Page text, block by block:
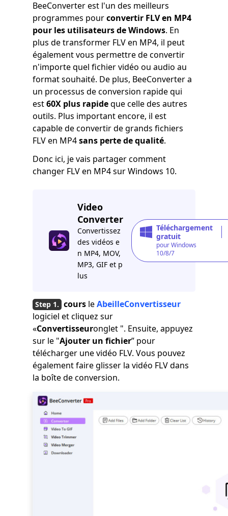
BeeConverter est l'un des meilleurs
programmes pourconvertir FLV en MP4
pour les utilisateurs de Windows. En
plus de transformer FLV en MP4, il peut
également vous permettre de convertir
n'importe quel fichier vidéo ou audio au
format souhaité. De plus, BeeConverter a
un processus de conversion rapide qui
est60X plus rapideque celle des autres
outils. Plus important encore, il est
capable de convertir de grands fichiers
FLV en MP4sans perte de qualité.
Donc ici, je vais partager comment
changer FLV en MP4 sur Windows 10.
Video
Converter
Convertissez
des vidéos e
n MP4, MOV,
MP3, GIF et p
lus
Téléchargement
gratuit
pour Windows
10/8/7
cours leAbeilleConvertisseur
logiciel et cliquez sur
«Convertisseuronglet ". Ensuite, appuyez
sur le "Ajouter un fichier” pour
télécharger une vidéo FLV. Vous pouvez
également faire glisser la vidéo FLV dans
la boîte de conversion.